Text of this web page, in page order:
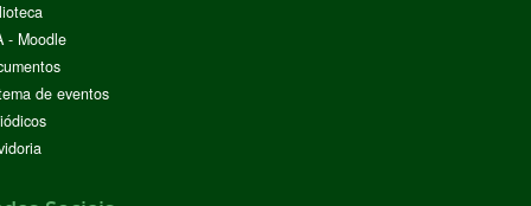
- Moodle
de eventos